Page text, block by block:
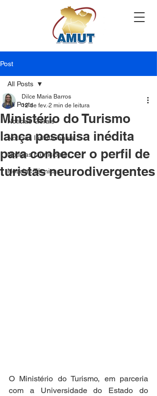
Post
All Posts
Notícias Gerais
Notícias Institucionais
Notícias Municipais
Notícias Técnicas
All Posts
Ministério do Turismo
lança pesquisa inédita
para conhecer o perfil de
turistas neurodivergentes
Dilce Maria Barros
12 de fev. 2 min de leitura
O Ministério do Turismo, em parceria
com a Universidade do Estado do